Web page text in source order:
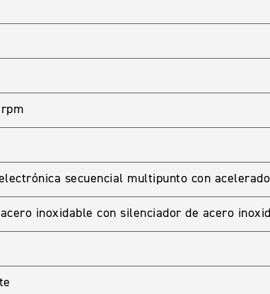
secuencial multipunto con
inoxidable con silenciador de acero